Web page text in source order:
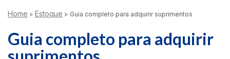
Home > Estoque > Guia completo para adquirir suprimentos
Guia completo para adquirir